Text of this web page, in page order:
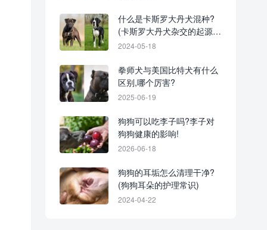
什么是卡斯罗大丹犬混种?
(卡斯罗大丹犬杂交的起源和
历史)
2024-05-18
拳师犬与美国比特犬有什么
区别,哪个厉害?
2025-06-19
狗狗可以吃李子吗?李子对
狗狗健康的影响!
2026-06-18
狗狗的耳垢怎么清理干净?
(狗狗耳朵的护理常识)
2024-04-22